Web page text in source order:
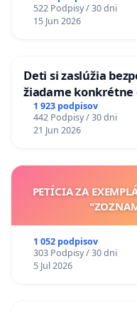
522 Podpisy / 30 dni
15 Jun 2026
Deti si zaslúžia
žiadame konkrétne
situácie v školstve
1 923 podpisov
442 Podpisy / 30 dni
21 Jun 2026
PETÍCIA ZA
1 052 podpisov
303 Podpisy / 30 dni
5 Jul 2026